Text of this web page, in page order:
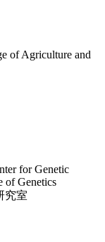
of Agriculture and
for Genetic
of Genetics
究室